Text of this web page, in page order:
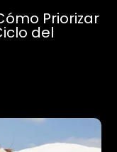
Priorizar
del